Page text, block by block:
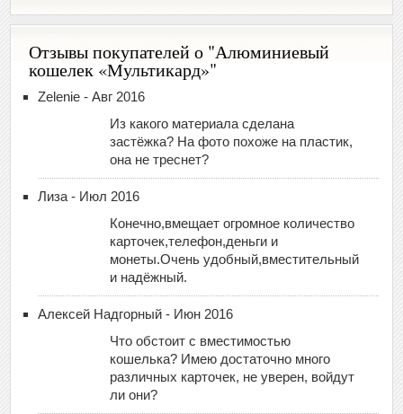
Отзывы покупателей о "Алюминиевый
кошелек «Мультикард»"
Zelenie - Авг 2016
Из какого материала сделана
застёжка? На фото похоже на пластик,
она не треснет?
Лиза - Июл 2016
Конечно,вмещает огромное количество
карточек,телефон,деньги и
монеты.Очень удобный,вместительный
и надёжный.
Алексей Надгорный - Июн 2016
Что обстоит с вместимостью
кошелька? Имею достаточно много
различных карточек, не уверен, войдут
ли они?